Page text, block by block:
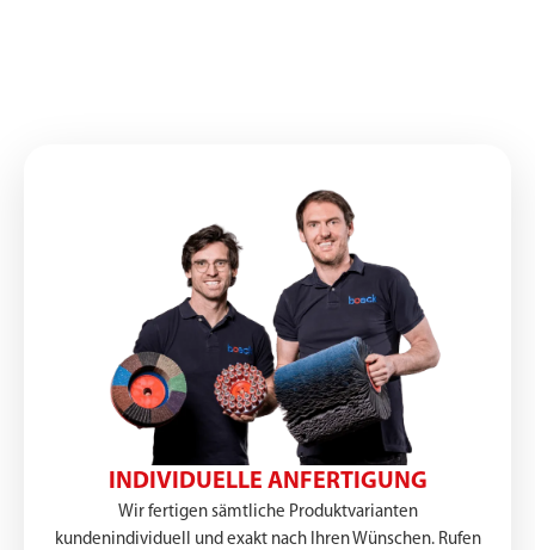
INDIVIDUELLE ANFERTIGUNG
Wir fertigen sämtliche Produktvarianten
kundenindividuell und exakt nach Ihren Wünschen. Rufen